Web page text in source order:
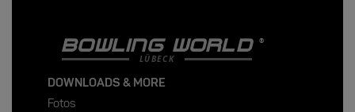
BOWLING WORLD
LÜBECK
DOWNLOADS & MORE
Fotos